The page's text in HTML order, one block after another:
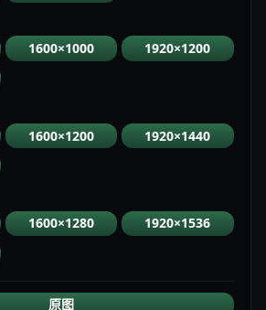
1600×1000
1920×1200
1600×1200
1920×1440
1600×1280
1920×1536
原图